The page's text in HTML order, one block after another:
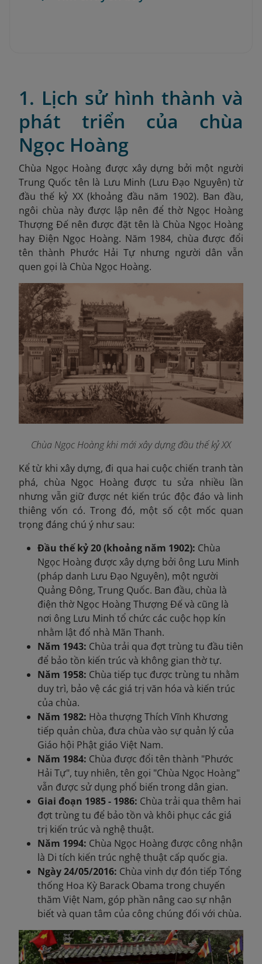
1. Lịch sử hình thành và
phát triển của chùa
Ngọc Hoàng
Chùa Ngọc Hoàng được xây dựng bởi một người
Trung Quốc tên là Lưu Minh (Lưu Đạo Nguyên) từ
đầu thế kỷ XX (khoảng đầu năm 1902). Ban đầu,
ngôi chùa này được lập nên để thờ Ngọc Hoàng
Thượng Đế nên được đặt tên là Chùa Ngọc Hoàng
hay Điện Ngọc Hoàng. Năm 1984, chùa được đổi
tên thành Phước Hải Tự nhưng người dân vẫn
quen gọi là Chùa Ngọc Hoàng.
Chùa Ngọc Hoàng khi mới xây dựng đầu thế kỷ XX
Kể từ khi xây dựng, đi qua hai cuộc chiến tranh tàn
phá, chùa Ngọc Hoàng được tu sửa nhiều lần
nhưng vẫn giữ được nét kiến trúc độc đáo và linh
thiêng vốn có. Trong đó, một số cột mốc quan
trọng đáng chú ý như sau:
Đầu thế kỷ 20 (khoảng năm 1902): Chùa
Ngọc Hoàng được xây dựng bởi ông Lưu Minh
(pháp danh Lưu Đạo Nguyên), một người
Quảng Đông, Trung Quốc. Ban đầu, chùa là
điện thờ Ngọc Hoàng Thượng Đế và cũng là
nơi ông Lưu Minh tổ chức các cuộc họp kín
nhằm lật đổ nhà Mãn Thanh.
Năm 1943: Chùa trải qua đợt trùng tu đầu tiên
để bảo tồn kiến trúc và không gian thờ tự.
Năm 1958: Chùa tiếp tục được trùng tu nhằm
duy trì, bảo vệ các giá trị văn hóa và kiến trúc
của chùa.
Năm 1982: Hòa thượng Thích Vĩnh Khương
tiếp quản chùa, đưa chùa vào sự quản lý của
Giáo hội Phật giáo Việt Nam.
Năm 1984: Chùa được đổi tên thành "Phước
Hải Tự", tuy nhiên, tên gọi "Chùa Ngọc Hoàng"
vẫn được sử dụng phổ biến trong dân gian.
Giai đoạn 1985 - 1986: Chùa trải qua thêm hai
đợt trùng tu để bảo tồn và khôi phục các giá
trị kiến trúc và nghệ thuật.
Năm 1994: Chùa Ngọc Hoàng được công nhận
là Di tích kiến trúc nghệ thuật cấp quốc gia.
Ngày 24/05/2016: Chùa vinh dự đón tiếp Tổng
thống Hoa Kỳ Barack Obama trong chuyến
thăm Việt Nam, góp phần nâng cao sự nhận
biết và quan tâm của công chúng đối với chùa.